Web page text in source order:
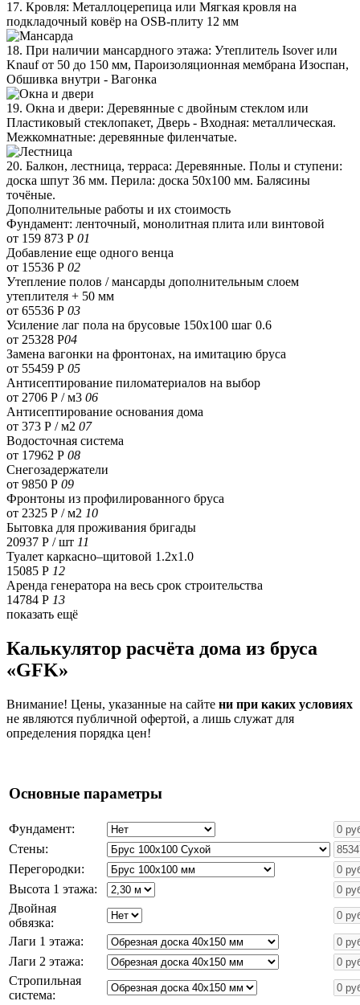
17. Кровля: Металлоцерепица или Мягкая кровля на
подкладочный ковёр на OSB-плиту 12 мм
18. При наличии мансардного этажа: Утеплитель Isover или
Knauf от 50 до 150 мм, Пароизоляционная мембрана Изоспан,
Обшивка внутри - Вагонка
19. Окна и двери: Деревянные с двойным стеклом или
Пластиковый стеклопакет, Дверь - Входная: металлическая.
Межкомнатные: деревянные филенчатые.
20. Балкон, лестница, терраса: Деревянные. Полы и ступени:
доска шпут 36 мм. Перила: доска 50х100 мм. Балясины
точёные.
Дополнительные работы и их стоимость
Фундамент: ленточный, монолитная плита или винтовой
от 159 873 Р 01
Добавление еще одного венца
от 15536 Р 02
Утепление полов / мансарды дополнительным слоем
утеплителя + 50 мм
от 65536 Р 03
Усиление лаг пола на брусовые 150х100 шаг 0.6
от 25328 Р04
Замена вагонки на фронтонах, на имитацию бруса
от 55459 Р 05
Антисептирование пиломатериалов на выбор
от 2706 Р / м3 06
Антисептирование основания дома
от 373 Р / м2 07
Водосточная система
от 17962 Р 08
Снегозадержатели
от 9850 Р 09
Фронтоны из профилированного бруса
от 2325 Р / м2 10
Бытовка для проживания бригады
20937 Р / шт 11
Туалет каркасно–щитовой 1.2х1.0
15085 Р 12
Аренда генератора на весь срок строительства
14784 Р 13
показать ещё
Калькулятор расчёта дома из бруса
«GFK»
Внимание! Цены, указанные на сайте ни при каких условиях
не являются публичной офертой, а лишь служат для
определения порядка цен!
Основные параметры
Фундамент:
Стены:
Перегородки:
Высота 1 этажа:
Двойная
обвязка:
Лаги 1 этажа:
Лаги 2 этажа:
Стропильная
система: